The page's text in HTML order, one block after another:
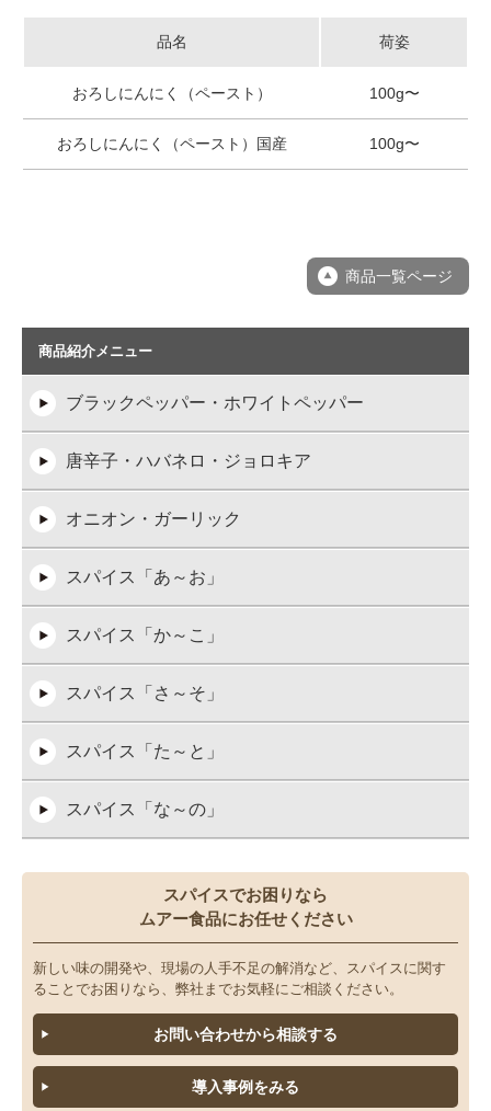
品名 荷姿
おろしにんにく（ペースト） 100g〜
おろしにんにく（ペースト）国産 100g〜
商品一覧ページ
商品紹介メニュー
ブラックペッパー・ホワイトペッパー
唐辛子・ハバネロ・ジョロキア
オニオン・ガーリック
スパイス「あ～お」
スパイス「か～こ」
スパイス「さ～そ」
スパイス「た～と」
スパイス「な～の」
スパイス「ま～も」
スパイス「や～よ」
スパイス「ら～ろ」
スパイス「わ～ん」
スパイスでお困りなら
ムアー食品にお任せください
新しい味の開発や、現場の人手不足の解消など、スパイスに関す
ることでお困りなら、弊社までお気軽にご相談ください。
お問い合わせから相談する
導入事例をみる